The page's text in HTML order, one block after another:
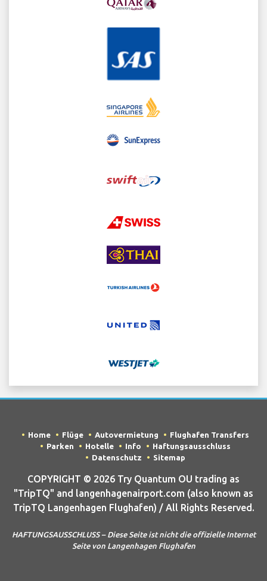
Home Flüge Autovermietung
Flughafen Transfers
Parken
Hotelle Info
Haftungsausschluss
Datenschutz
Sitemap
COPYRIGHT © 2026 Try Quantum OU trading as
"TripTQ" and langenhagenairport.com (also known as
TripTQ Langenhagen Flughafen) / All Rights Reserved.
HAFTUNGSAUSSCHLUSS – Diese Seite ist nicht die offizielle Internet
Seite von Langenhagen Flughafen